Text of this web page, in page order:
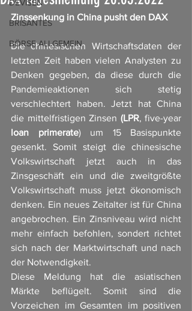
DEVISEN
BRISANTES
BÖRSE ALLGEMEIN
Zinssenkung in China pusht den DAX
Die chinesischen Wirtschaftsdaten der
letzten Zeit haben vielen Analysten zu
Denken gegeben, da diese durch die
Pandemieaktionen sich stetig
verschlechtert haben. Jetzt hat China
die mittelfristigen Zinsen (LPR
loan primerate) um 15 Basispunkte
gesenkt. Somit steigt die chinesische
Volkswirtschaft jetzt auch in das
Zinsgeschäft ein und die zweitgrößte
Volkswirtschaft muss jetzt ökonomisch
denken. Ein neues Zeitalter ist für China
angebrochen. Ein Zinsniveau wird nicht
mehr einfach befohlen, sondert richtet
sich nach der Marktwirtschaft und nach
der Notwendigkeit.
Diese Meldung hat die asiatischen
Märkte beflügelt. Somit sind die
Vorzeichen im Gesamten im positiven